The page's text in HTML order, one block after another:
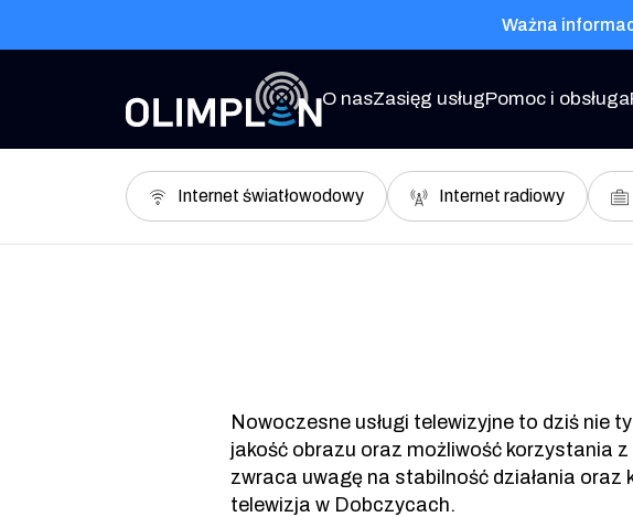
Ważna
O nasZasięg usługPomoc i obsługa
Internet światłowodowy Internet radiowy
Nowoczesne usługi telewizyjne to dziś nie
jakość obrazu oraz możliwość korzystania
zwraca uwagę na stabilność działania
telewizja w Dobczycach.